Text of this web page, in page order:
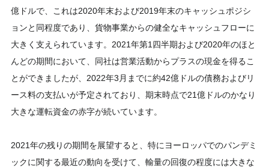
億ドルで、これは2020年末および2019年末のキャッシュポジシ
ョンと同程度であり、貨物事業からの健全なキャッシュフローに
大きく支えられています。2021年第1四半期および2020年のほと
んどの期間において、同社は営業活動からプラスの現金を得るこ
とができましたが、2022年3月までに約42億ドルの債務およびリ
ース料の支払いが予定されており、期末時点で21億ドルのかなり
大きな運転資金の赤字が続いています。
2021年の残りの期間を展望すると、特にヨーロッパでのパンデミ
ックに関する最近の動向を受けて、輸量の回復の程度には大きな